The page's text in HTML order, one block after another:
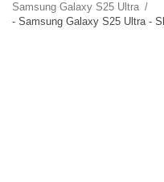
Samsung Galaxy S25 Ultra /
- Samsung Galaxy S25 Ultra -